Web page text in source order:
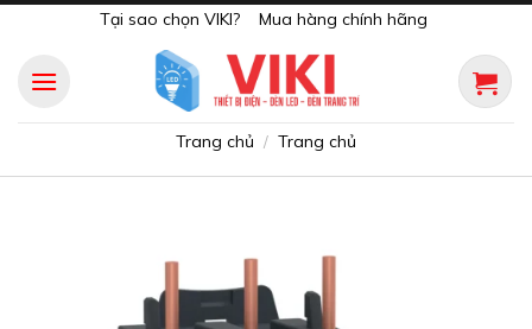
content
Tại sao chọn VIKI? Mua hàng chính hãng
Trang chủ / Trang chủ